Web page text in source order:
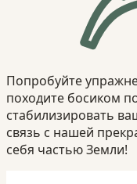
Попробуйте
походите босиком
стабилизировать
связь с нашей
себя частью Земли!